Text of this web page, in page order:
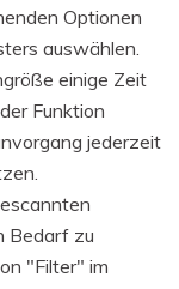
Optionen
auswählen.
einige Zeit
Funktion
jederzeit
Bedarf zu
"Filter" im